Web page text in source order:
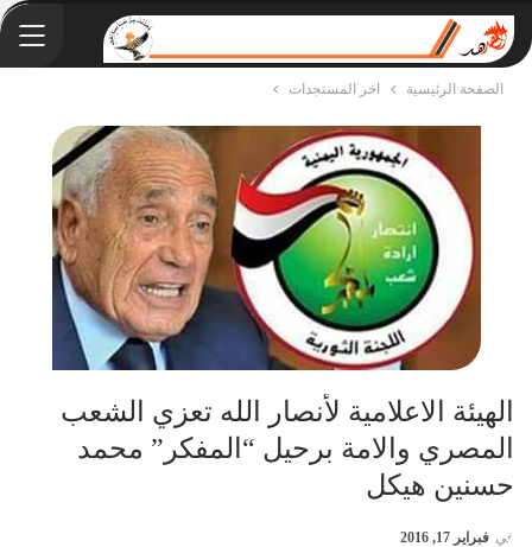
الصفحة الرئيسية اخر المستجدات
الهيئة الاعلامية لأنصار الله تعزي الشعب
المصري والامة برحيل “المفكر” محمد
حسنين هيكل
في فبراير 17, 2016